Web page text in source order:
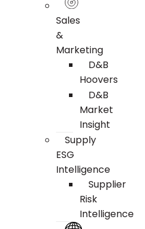
Sales
&
Marketing
D&B
Hoovers
D&B
Market
Insight
Supply
ESG
Intelligence
Supplier
Risk
Intelligence